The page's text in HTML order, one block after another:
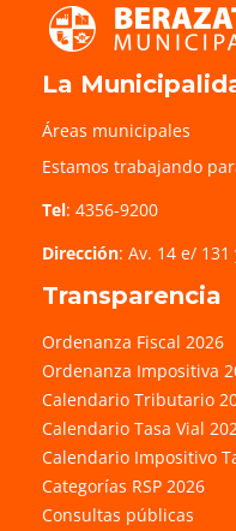
La
Áreas municipales
Estamos trabajando
Tel: 4356-9200
Dirección: Av. 14 e/ 131
Transparencia
Ordenanza Fiscal 2026
Ordenanza Impositiva
Calendario Tributario
Calendario Tasa Vial
Calendario Impositivo
Categorías RSP 2026
Consultas públicas